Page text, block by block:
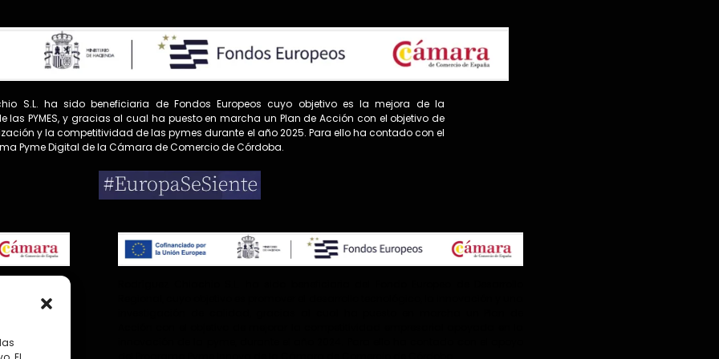
S.L. ha sido beneficiaria de Fondos Europeos cuyo objetivo es la mejora de la
las PYMES, y gracias al cual ha puesto en marcha un Plan de Acción con el objetivo de
y la competitividad de las pymes durante el año 2025. Para ello ha contado con el
Pyme Digital de la Cámara de Comercio de Córdoba.
cuyo objetivo
PYMES, y
de reforzar
la Cámara